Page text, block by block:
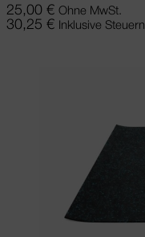
25,00 € Ohne MwSt.
30,25 € Inklusive Steuern